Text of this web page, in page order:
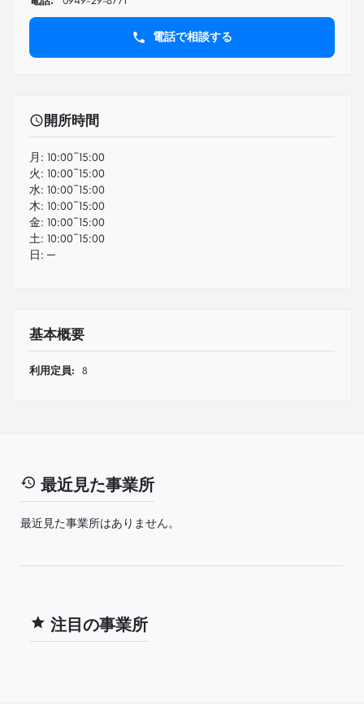
電話で相談する
開所時間
月: 10:00~15:00
火: 10:00~15:00
水: 10:00~15:00
木: 10:00~15:00
金: 10:00~15:00
土: 10:00~15:00
日: ─
基本概要
利用定員: 8
最近見た事業所
最近見た事業所はありません。
注目の事業所